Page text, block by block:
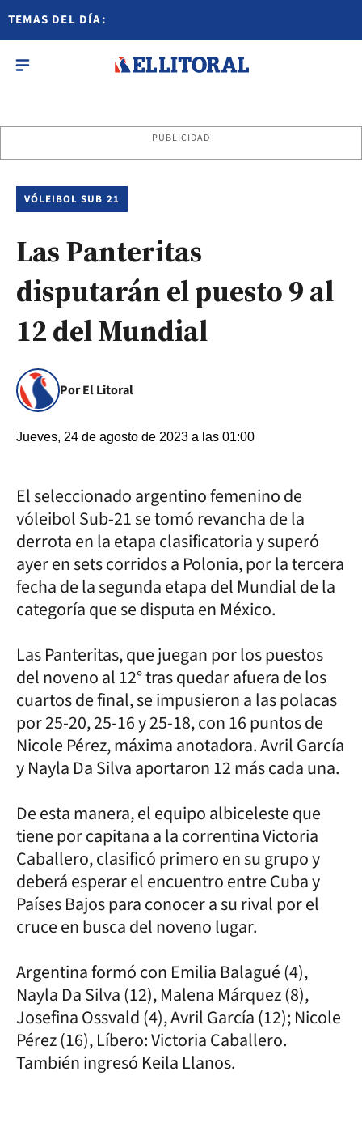
TEMAS DEL DÍA:
PUBLICIDAD
VÓLEIBOL SUB 21
Las Panteritas
disputarán el puesto 9 al
12 del Mundial
Por El Litoral
Jueves, 24 de agosto de 2023 a las 01:00
El seleccionado argentino femenino de
vóleibol Sub-21 se tomó revancha de la
derrota en la etapa clasificatoria y superó
ayer en sets corridos a Polonia, por la tercera
fecha de la segunda etapa del Mundial de la
categoría que se disputa en México.
Las Panteritas, que juegan por los puestos
del noveno al 12° tras quedar afuera de los
cuartos de final, se impusieron a las polacas
por 25-20, 25-16 y 25-18, con 16 puntos de
Nicole Pérez, máxima anotadora. Avril García
y Nayla Da Silva aportaron 12 más cada una.
De esta manera, el equipo albiceleste que
tiene por capitana a la correntina Victoria
Caballero, clasificó primero en su grupo y
deberá esperar el encuentro entre Cuba y
Países Bajos para conocer a su rival por el
cruce en busca del noveno lugar.
Argentina formó con Emilia Balagué (4),
Nayla Da Silva (12), Malena Márquez (8),
Josefina Ossvald (4), Avril García (12); Nicole
Pérez (16), Líbero: Victoria Caballero.
También ingresó Keila Llanos.